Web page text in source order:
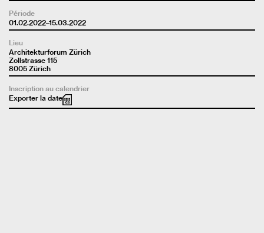
Période
01.02.2022–15.03.2022
Lieu
Architekturforum Zürich
Zollstrasse 115
8005 Zürich
Inscription au calendrier
Exporter la date